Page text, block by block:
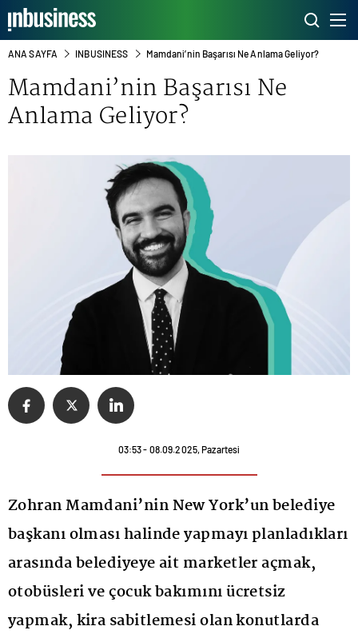
ANA SAYFA INBUSINESS Mamdani’nin Başarısı Ne Anlama Geliyor?
Mamdani’nin Başarısı Ne
Anlama Geliyor?
03:53 - 08.09.2025, Pazartesi
Zohran Mamdani’nin New York’un belediye
başkanı olması halinde yapmayı planladıkları
arasında belediyeye ait marketler açmak,
otobüsleri ve çocuk bakımını ücretsiz
yapmak, kira sabitlemesi olan konutlarda